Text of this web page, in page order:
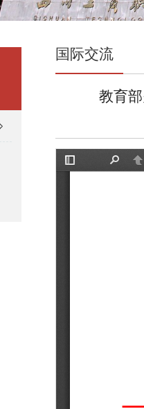
国际交流
教育